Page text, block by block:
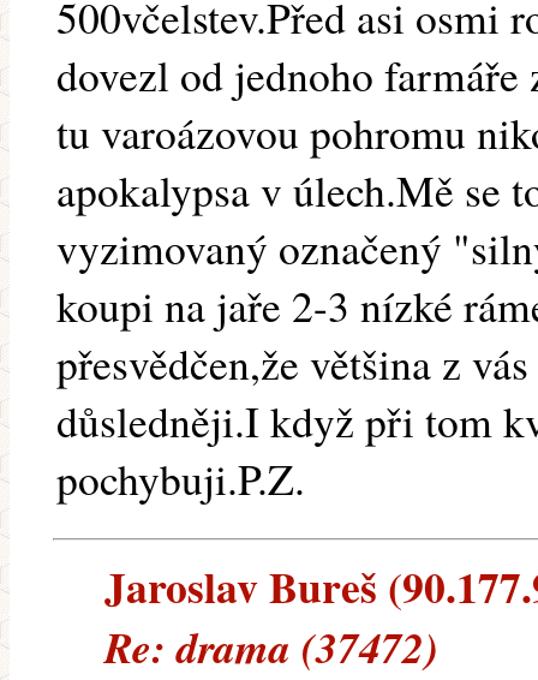
500včelstev.Před asi osmi
dovezl od jednoho
tu varoázovou pohromu
apokalypsa v úlech.Mě se
vyzimovaný označený
koupi na jaře 2-3 nízké
přesvědčen,že většina z
důsledněji.I když při tom
pochybuji.P.Z.
Jaroslav Bureš
Re: drama (37472)